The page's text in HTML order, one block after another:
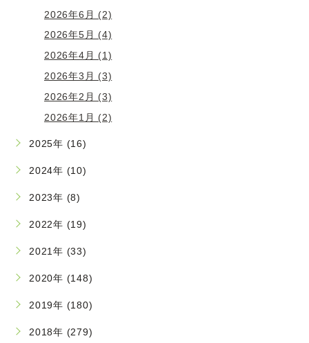
2026年6月 (2)
2026年5月 (4)
2026年4月 (1)
2026年3月 (3)
2026年2月 (3)
2026年1月 (2)
2025年 (16)
2024年 (10)
2023年 (8)
2022年 (19)
2021年 (33)
2020年 (148)
2019年 (180)
2018年 (279)